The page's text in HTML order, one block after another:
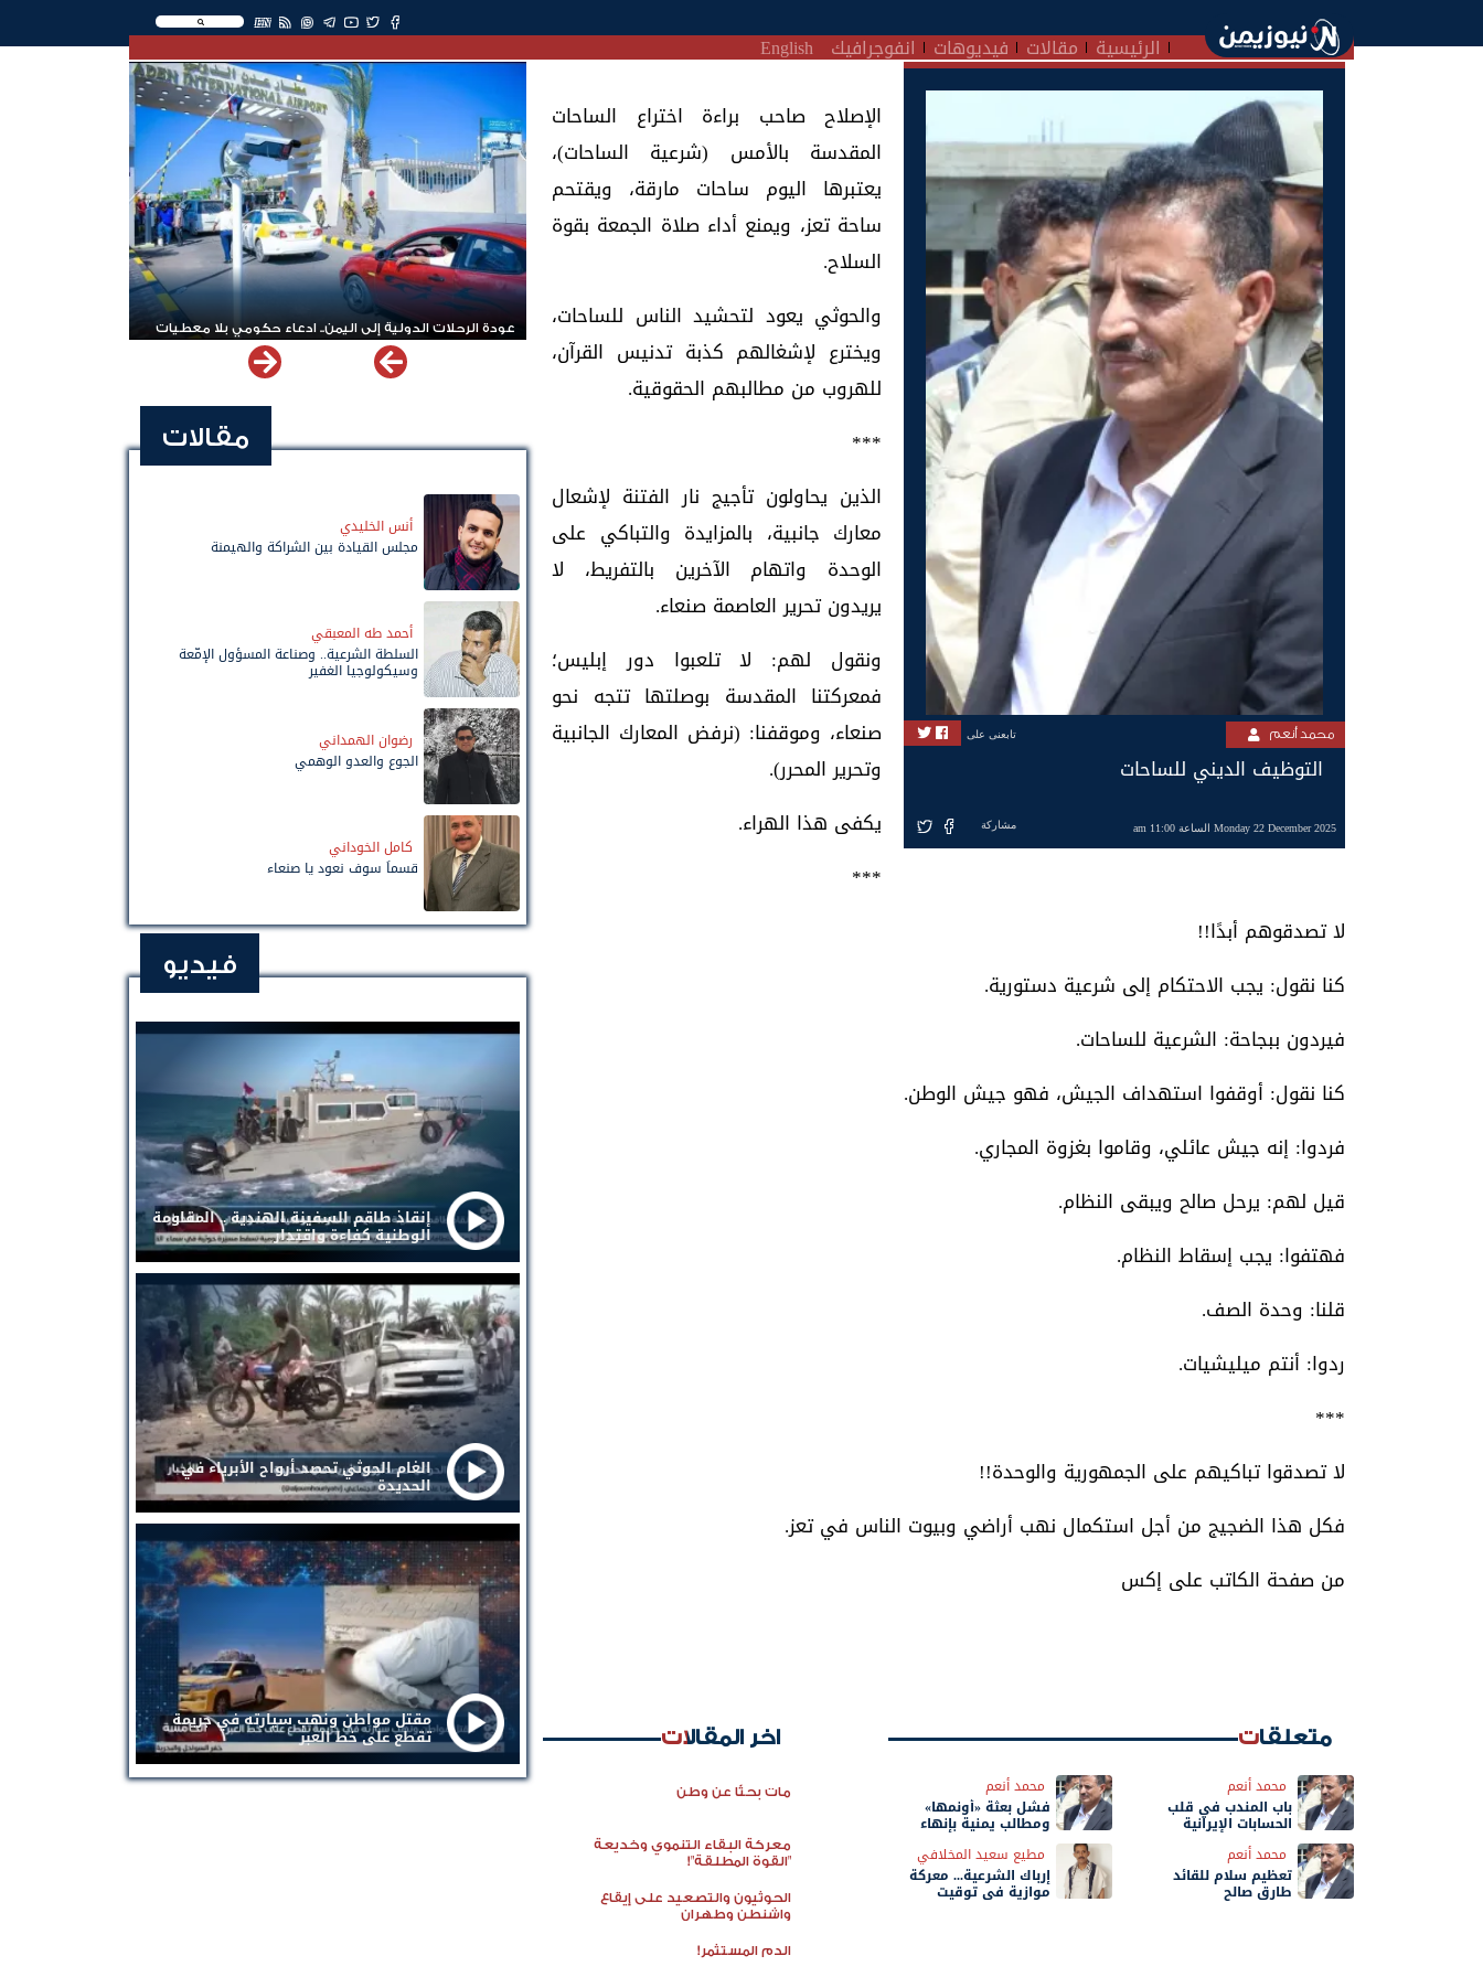
EN
الرئيسية مقالات فيديوهات انفوجرافيك English
محمد أنعم تابعنى على
التوظيف الديني للساحات
Monday 22 December 2025 الساعة 11:00 am مشاركة
الإصلاح صاحب براءة اختراع الساحات
المقدسة بالأمس (شرعية الساحات)،
يعتبرها اليوم ساحات مارقة، ويقتحم
ساحة تعز، ويمنع أداء صلاة الجمعة بقوة
السلاح.
والحوثي يعود لتحشيد الناس للساحات،
ويخترع لإشغالهم كذبة تدنيس القرآن،
للهروب من مطالبهم الحقوقية.
***
الذين يحاولون تأجيج نار الفتنة لإشعال
معارك جانبية، بالمزايدة والتباكي على
الوحدة واتهام الآخرين بالتفريط، لا
يريدون تحرير العاصمة صنعاء.
ونقول لهم: لا تلعبوا دور إبليس؛
فمعركتنا المقدسة بوصلتها تتجه نحو
صنعاء، وموقفنا: (نرفض المعارك الجانبية
وتحرير المحرر).
يكفى هذا الهراء.
***
لا تصدقوهم أبدًا!!
كنا نقول: يجب الاحتكام إلى شرعية دستورية.
فيردون ببجاحة: الشرعية للساحات.
كنا نقول: أوقفوا استهداف الجيش، فهو جيش الوطن.
فردوا: إنه جيش عائلي، وقاموا بغزوة المجاري.
قيل لهم: يرحل صالح ويبقى النظام.
فهتفوا: يجب إسقاط النظام.
قلنا: وحدة الصف.
ردوا: أنتم ميليشيات.
***
لا تصدقوا تباكيهم على الجمهورية والوحدة!!
فكل هذا الضجيج من أجل استكمال نهب أراضي وبيوت الناس في تعز.
من صفحة الكاتب على إكس
متعلقات
محمد أنعم
باب المندب في قلب
الحسابات الإيرانية
محمد أنعم
فشل بعثة «أونمها»
ومطالب يمنية بإنهاء
محمد أنعم
‏تعظيم سلام للقائد
طارق صالح
مطيع سعيد المخلافي
إرباك الشرعية... معركة
موازية في توقيت
اخر المقالات
مات بحثًا عن وطن
معركة البقاء التنموي وخديعة
"القوة المطلقة"!
الحوثيون والتصعيد على إيقاع
واشنطن وطهران
الدم المستثمر!
عودة الرحلات الدولية إلى اليمن.. ادعاء حكومي بلا معطيات
مقالات
أنس الخليدي
مجلس القيادة بين الشراكة والهيمنة
أحمد طه المعبقي
السلطة الشرعية.. وصناعة المسؤول الإمّعة
وسيكولوجيا الغفير
رضوان الهمداني
الجوع والعدو الوهمي
كامل الخوداني
قسماً سوف نعود يا صنعاء
فيديو
إنقاذ طاقم السفينة الهندية .. المقاومة
الوطنية كفاءة واقتدار
الغام الحوثي تحصد أرواح الأبرياء في
الحديدة
مقتل مواطن ونهب سيارته في جريمة
تقطع على خط العبر